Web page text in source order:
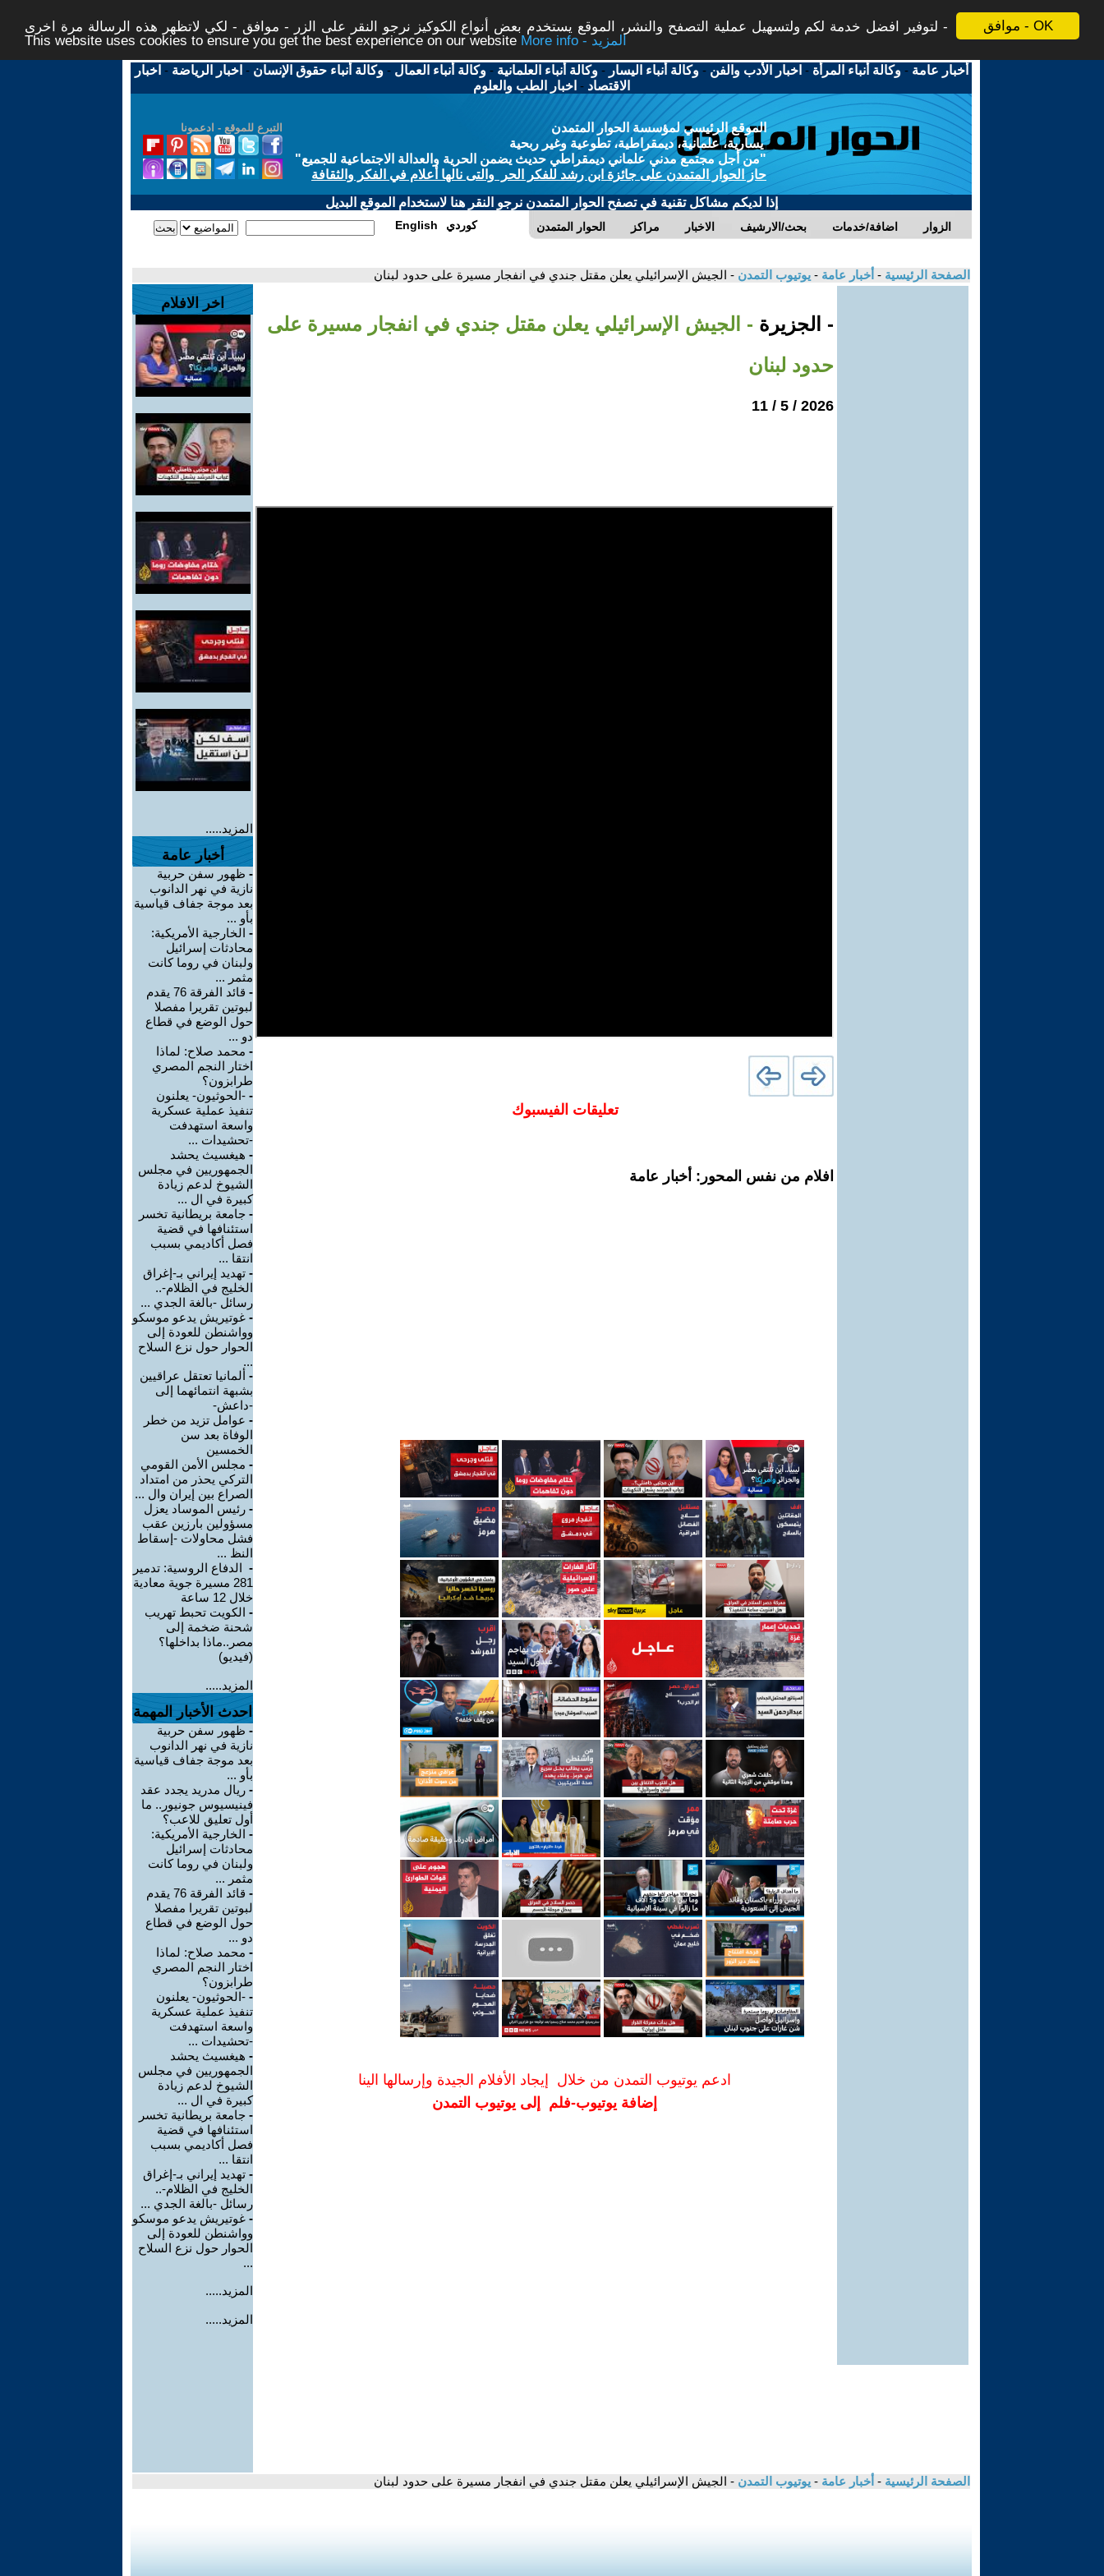
موافق - OK
لتوفير افضل خدمة لكم ولتسهيل عملية التصفح والنشر، الموقع يستخدم بعض أنواع الكوكيز نرجو النقر على الزر - موافق - لكي لاتظهر هذه الرسالة مرة اخرى -
This website uses cookies to ensure you get the best experience on our website
More info - المزيد
أخبار عامة -وكالة أنباء المرأة - اخبار الأدب والفن -وكالة أنباء اليسار -وكالة أنباء العلمانية -وكالة أنباء العمال -وكالة أنباء حقوق الإنسان - اخبار الرياضة - اخبار
الاقتصاد - اخبار الطب والعلوم
التبرع للموقع - ادعمونا
الموقع الرئيسي لمؤسسة الحوار المتمدن
يسارية، علمانية، ديمقراطية، تطوعية وغير ربحية
"من أجل مجتمع مدني علماني ديمقراطي حديث يضمن الحرية والعدالة الاجتماعية للجميع"
حاز الحوار المتمدن على جائزة ابن رشد للفكر الحر والتى نالها أعلام في الفكر والثقافة
إذا لديكم مشاكل تقنية في تصفح الحوار المتمدن نرجو النقر هنا لاستخدام الموقع البديل
الحوار المتمدن مراكز الاخبار بحث/الارشيف اضافة/خدمات الزوار English كوردي
الصفحة الرئيسية - أخبار عامة - يوتيوب التمدن - الجيش الإسرائيلي يعلن مقتل جندي في انفجار مسيرة على حدود لبنان
- الجزيرة - الجيش الإسرائيلي يعلن مقتل جندي في انفجار مسيرة على
حدود لبنان
2026 / 5 / 11
تعليقات الفيسبوك
افلام من نفس المحور: أخبار عامة
ادعم يوتيوب التمدن من خلال إيجاد الأفلام الجيدة وإرسالها الينا
إضافة يوتيوب-فلم إلى يوتيوب التمدن
اخر الافلام
المزيد.....
أخبار عامة
- ظهور سفن حربية
نازية في نهر الدانوب
بعد موجة جفاف قياسية
بأو ...
- الخارجية الأمريكية:
محادثات إسرائيل
ولبنان في روما كانت
مثمر ...
-
قائد الفرقة 76 يقدم
لبوتين تقريرا مفصلا
حول الوضع في قطاع
دو ...
- محمد صلاح: لماذا
اختار النجم المصري
طرابزون؟
- -الحوثيون- يعلنون
تنفيذ عملية عسكرية
واسعة استهدفت
-تحشيدات ...
- هيغسيث يحشد
الجمهوريين في مجلس
الشيوخ لدعم زيادة
كبيرة في ال ...
- جامعة بريطانية تخسر
استئنافها في قضية
فصل أكاديمي بسبب
انتقا ...
- تهديد إيراني بـ-إغراق
الخليج في الظلام-..
رسائل -بالغة الجدي ...
- غوتيريش يدعو موسكو
وواشنطن للعودة إلى
الحوار حول نزع السلاح
...
- ألمانيا تعتقل عراقيين
بشبهة انتمائهما إلى
-داعش-
- عوامل تزيد من خطر
الوفاة بعد سن
الخمسين
- مجلس الأمن القومي
التركي يحذر من امتداد
الصراع بين إيران وال ...
- رئيس الموساد يعزل
مسؤولين بارزين عقب
فشل محاولات -إسقاط
النظ ...
- الدفاع الروسية: تدمير
281 مسيرة جوية معادية
خلال 12 ساعة
- الكويت تحبط تهريب
شحنة ضخمة إلى
مصر..ماذا بداخلها؟
(فيديو)
المزيد.....
احدث الأخبار المهمة
- ظهور سفن حربية
نازية في نهر الدانوب
بعد موجة جفاف قياسية
بأو ...
- ريال مدريد يجدد عقد
فينيسيوس جونيور.. ما
أول تعليق للاعب؟
- الخارجية الأمريكية:
محادثات إسرائيل
ولبنان في روما كانت
مثمر ...
-
قائد الفرقة 76 يقدم
لبوتين تقريرا مفصلا
حول الوضع في قطاع
دو ...
- محمد صلاح: لماذا
اختار النجم المصري
طرابزون؟
- -الحوثيون- يعلنون
تنفيذ عملية عسكرية
واسعة استهدفت
-تحشيدات ...
- هيغسيث يحشد
الجمهوريين في مجلس
الشيوخ لدعم زيادة
كبيرة في ال ...
- جامعة بريطانية تخسر
استئنافها في قضية
فصل أكاديمي بسبب
انتقا ...
- تهديد إيراني بـ-إغراق
الخليج في الظلام-..
رسائل -بالغة الجدي ...
- غوتيريش يدعو موسكو
وواشنطن للعودة إلى
الحوار حول نزع السلاح
...
المزيد.....
المزيد.....
الصفحة الرئيسية - أخبار عامة - يوتيوب التمدن - الجيش الإسرائيلي يعلن مقتل جندي في انفجار مسيرة على حدود لبنان